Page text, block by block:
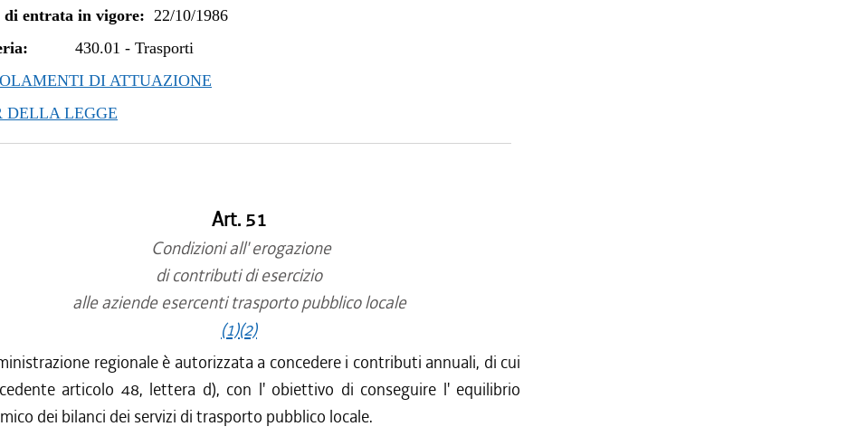
di entrata in vigore: 22/10/1986
430.01 -Trasporti
DI ATTUAZIONE
DELLA LEGGE
Art. 51
Condizioni all' erogazione
di contributi di esercizio
alle aziende esercenti trasporto pubblico locale
(1)(2)
regionale è autorizzata a concedere i contributi annuali, di cui
articolo 48, lettera d), con l' obiettivo di conseguire l' equilibrio
dei bilanci dei servizi di trasporto pubblico locale.